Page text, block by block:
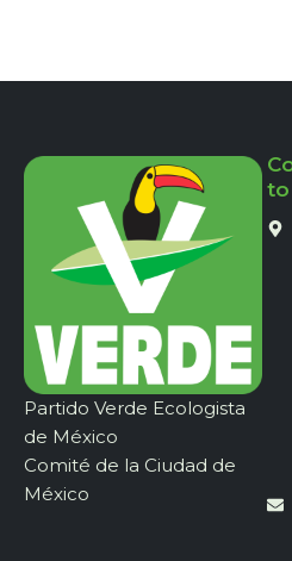
Partido Verde Ecologista
de México
Comité de la Ciudad de
México
to